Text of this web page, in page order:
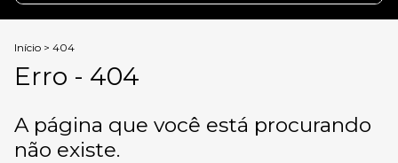
Início > 404
Erro - 404
A página que você está procurando
não existe.